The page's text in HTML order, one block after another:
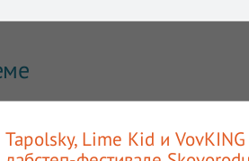
Tapolsky, Lime Kid и